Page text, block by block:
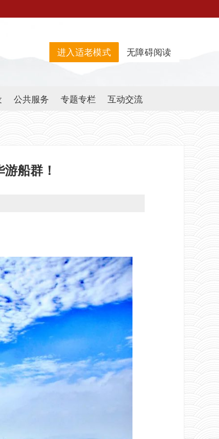
无障碍阅读
进入适老模式
公共服务 专题专栏 互动交流
船群！